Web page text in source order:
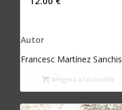
Autor
Francesc Martínez Sanchis
Afegeix a la cistella